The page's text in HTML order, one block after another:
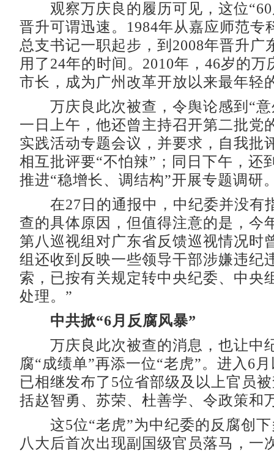
观察万庆良的履历可见，这位“60
晋升可谓迅速。1984年从嘉应师范专
总支书记一职起步，到2008年晋升广
用了24年的时间。2010年，46岁的万
市长，成为广州改革开放以来最年轻
万庆良此次被查，令舆论感到“意
一日上午，他还曾主持召开第二批党
实践活动专题会议，并要求，自我批
相互批评要“不怕辣”；同日下午，还
推进“稳增长、调结构”开展专题调研
在27日的通报中，中纪委并没有
查的具体原因，但值得注意的是，今
第八巡视组对广东省反馈巡视情况时
组还收到反映一些领导干部涉嫌违纪
索，已按有关规定转中央纪委、中央
处理。”
中共掀“6月反腐风暴”
万庆良此次被查的消息，也让中
腐“成绩单”再添一位“老虎”。进入6
已相继发布了5位省部级及以上官员
括赵智勇、苏荣、杜善学、令政策和
这5位“老虎”为中纪委的反腐创下
八大后首次出现副国级官员落马，一